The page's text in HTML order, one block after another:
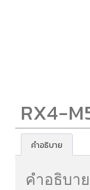
RX4-
คำอธิบาย
คำอธิบาย